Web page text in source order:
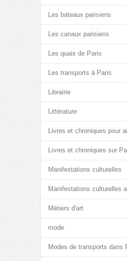
Les bateaux parisiens
Les canaux parisiens
Les quais de Paris
Les transports à Paris
Librairie
Littérature
Livres et chroniques pour
Livres et chroniques sur
Manifestations culturelles
Manifestations culturelles
Métiers d'art
mode
Modes de transports dans